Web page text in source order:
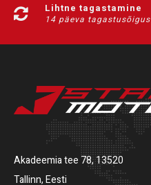
Lihtne tagastamine
14 päeva tagastusõigus
Akadeemia tee 78, 13520
Tallinn, Eesti